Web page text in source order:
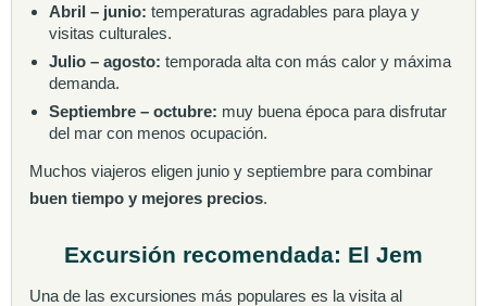
Abril – junio: temperaturas agradables para playa y
visitas culturales.
Julio – agosto: temporada alta con más calor y máxima
demanda.
Septiembre – octubre: muy buena época para disfrutar
del mar con menos ocupación.
Muchos viajeros eligen junio y septiembre para combinar
buen tiempo y mejores precios.
Excursión recomendada: El Jem
Una de las excursiones más populares es la visita al